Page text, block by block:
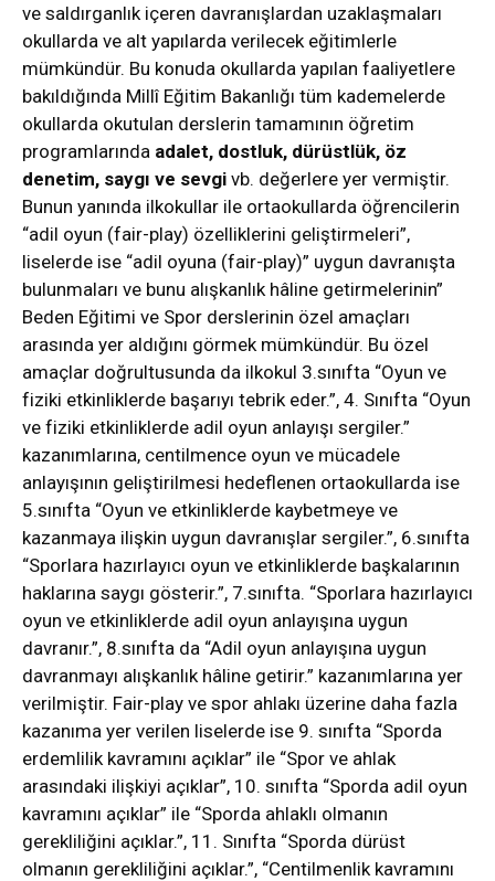
ve saldırganlık içeren davranışlardan uzaklaşmaları
okullarda ve alt yapılarda verilecek eğitimlerle
mümkündür. Bu konuda okullarda yapılan faaliyetlere
bakıldığında Millî Eğitim Bakanlığı tüm kademelerde
okullarda okutulan derslerin tamamının öğretim
programlarında adalet, dostluk, dürüstlük, öz
denetim, saygı ve sevgi vb. değerlere yer vermiştir.
Bunun yanında ilkokullar ile ortaokullarda öğrencilerin
“adil oyun (fair-play) özelliklerini geliştirmeleri”,
liselerde ise “adil oyuna (fair-play)” uygun davranışta
bulunmaları ve bunu alışkanlık hâline getirmelerinin”
Beden Eğitimi ve Spor derslerinin özel amaçları
arasında yer aldığını görmek mümkündür. Bu özel
amaçlar doğrultusunda da ilkokul 3.sınıfta “Oyun ve
fiziki etkinliklerde başarıyı tebrik eder.”, 4. Sınıfta “Oyun
ve fiziki etkinliklerde adil oyun anlayışı sergiler.”
kazanımlarına, centilmence oyun ve mücadele
anlayışının geliştirilmesi hedeflenen ortaokullarda ise
5.sınıfta “Oyun ve etkinliklerde kaybetmeye ve
kazanmaya ilişkin uygun davranışlar sergiler.”, 6.sınıfta
“Sporlara hazırlayıcı oyun ve etkinliklerde başkalarının
haklarına saygı gösterir.”, 7.sınıfta. “Sporlara hazırlayıcı
oyun ve etkinliklerde adil oyun anlayışına uygun
davranır.”, 8.sınıfta da “Adil oyun anlayışına uygun
davranmayı alışkanlık hâline getirir.” kazanımlarına yer
verilmiştir. Fair-play ve spor ahlakı üzerine daha fazla
kazanıma yer verilen liselerde ise 9. sınıfta “Sporda
erdemlilik kavramını açıklar” ile “Spor ve ahlak
arasındaki ilişkiyi açıklar”, 10. sınıfta “Sporda adil oyun
kavramını açıklar” ile “Sporda ahlaklı olmanın
gerekliliğini açıklar.”, 11. Sınıfta “Sporda dürüst
olmanın gerekliliğini açıklar.”, “Centilmenlik kavramını